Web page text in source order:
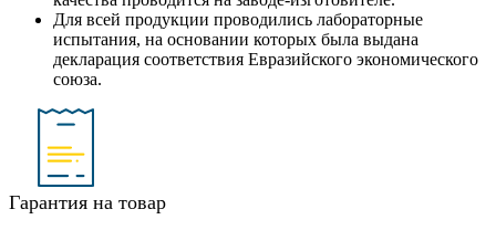
Для всей продукции проводились лабораторные
испытания, на основании которых была выдана
декларация соответствия Евразийского экономического
союза.
Гарантия на товар